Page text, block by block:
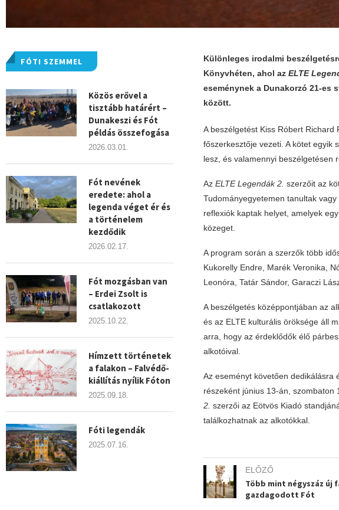
Különleges irodalmi
Könyvhéten, ahol az ELTE
eseménynek a Dunakorzó 21-es
között.
A beszélgetést Kiss Róbert
főszerkesztője vezeti. A kötet egyik
lesz, és valamennyi beszélgetésen
Az ELTE Legendák 2. szerzőit az
Tudományegyetemen tanultak
reflexiók kaptak helyet, amelyek
közeget.
A program során a szerzők több
Kukorelly Endre, Marék Veronika,
Leonóra, Tatár Sándor, Garaczi
A beszélgetés középpontjában az
és az ELTE kulturális öröksége áll
arra, hogy az érdeklődők élő
alkotóival.
Az eseményt követően dedikálásra
részeként június 13-án,
2. szerzői az Eötvös Kiadó
találkozhatnak az alkotókkal.
ELŐZŐ
Több mint négyszáz új
gazdagodott Fót
FÓTI SZEMMEL
Közös erővel a
tisztább határért –
Dunakeszi és Fót
példás összefogása
2026.03.01.
Fót nevének
eredete: ahol a
legenda véget ér és
a történelem
kezdődik
2026.02.17.
Fót mozgásban van
– Erdei Zsolt is
csatlakozott
2025.10.22.
Hímzett történetek
a falakon – Falvédő-
kiállítás nyílik Fóton
2025.09.18.
Fóti legendák
2025.07.16.